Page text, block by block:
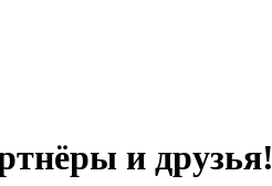
и друзья!